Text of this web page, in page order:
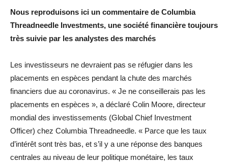
Nous reproduisons ici un commentaire de Columbia
Threadneedle Investments, une société financière toujours
très suivie par les analystes des marchés
Les investisseurs ne devraient pas se réfugier dans les
placements en espèces pendant la chute des marchés
financiers due au coronavirus. « Je ne conseillerais pas les
placements en espèces », a déclaré Colin Moore, directeur
mondial des investissements (Global Chief Investment
Officer) chez Columbia Threadneedle. « Parce que les taux
d’intérêt sont très bas, et s’il y a une réponse des banques
centrales au niveau de leur politique monétaire, les taux